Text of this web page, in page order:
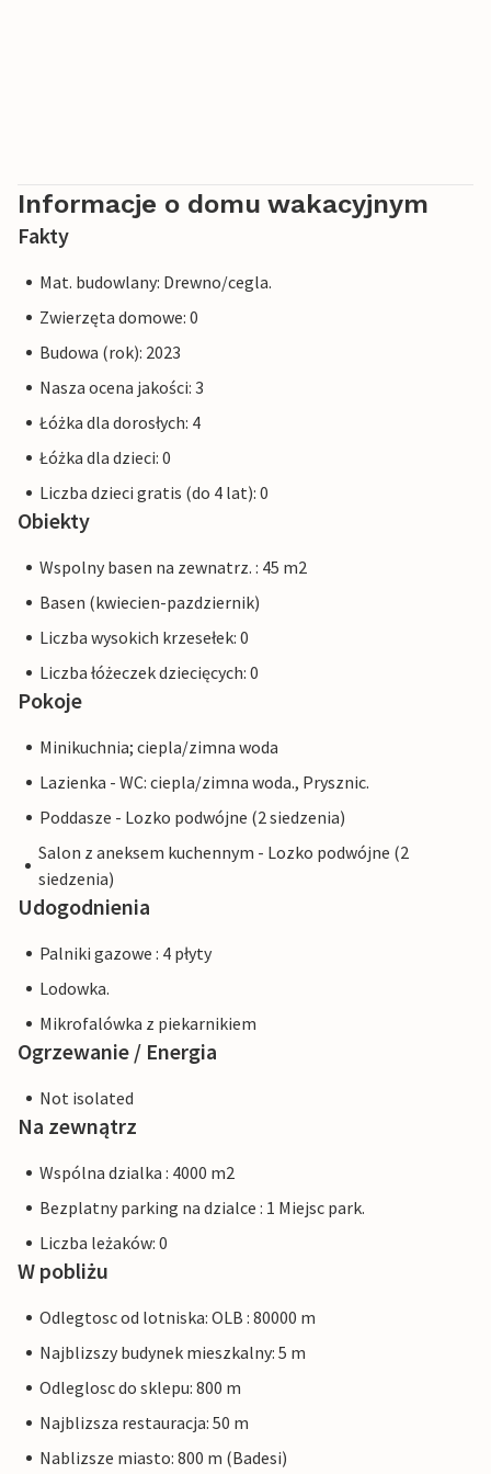
Informacje o domu wakacyjnym
Fakty
Mat. budowlany: Drewno/cegla.
Zwierzęta domowe: 0
Budowa (rok): 2023
Nasza ocena jakości: 3
Łóżka dla dorosłych: 4
Łóżka dla dzieci: 0
Liczba dzieci gratis (do 4 lat): 0
Obiekty
Wspolny basen na zewnatrz. : 45 m2
Basen (kwiecien-pazdziernik)
Liczba wysokich krzesełek: 0
Liczba łóżeczek dziecięcych: 0
Pokoje
Minikuchnia; ciepla/zimna woda
Lazienka - WC: ciepla/zimna woda., Prysznic.
Poddasze - Lozko podwójne (2 siedzenia)
Salon z aneksem kuchennym - Lozko podwójne (2
siedzenia)
Udogodnienia
Palniki gazowe : 4 płyty
Lodowka.
Mikrofalówka z piekarnikiem
Ogrzewanie / Energia
Not isolated
Na zewnątrz
Wspólna dzialka : 4000 m2
Bezplatny parking na dzialce : 1 Miejsc park.
Liczba leżaków: 0
W pobliżu
Odlegtosc od lotniska: OLB : 80000 m
Najblizszy budynek mieszkalny: 5 m
Odleglosc do sklepu: 800 m
Najblizsza restauracja: 50 m
Nablizsze miasto: 800 m (Badesi)